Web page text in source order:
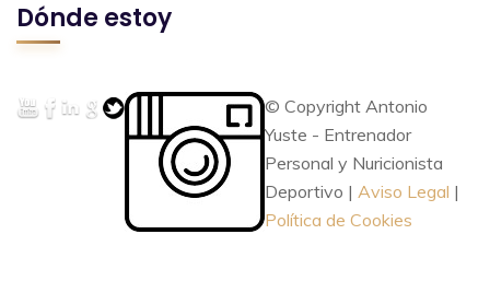
Dónde estoy
© Copyright Antonio
Yuste - Entrenador
Personal y Nuricionista
Deportivo | Aviso Legal |
Política de Cookies